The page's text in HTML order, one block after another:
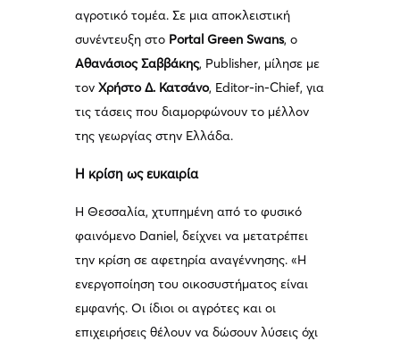
αγροτικό τομέα. Σε μια αποκλειστική
συνέντευξη στο Portal Green Swans, ο
Αθανάσιος Σαββάκης, Publisher, μίλησε με
τονΧρήστο Δ. Κατσάνο, Editor-in-Chief, για
τις τάσεις που διαμορφώνουν το μέλλον
της γεωργίας στην Ελλάδα.
Η κρίση ως ευκαιρία
Η Θεσσαλία, χτυπημένη από το φυσικό
φαινόμενο Daniel, δείχνει να μετατρέπει
την κρίση σε αφετηρία αναγέννησης. «Η
ενεργοποίηση του οικοσυστήματος είναι
εμφανής. Οι ίδιοι οι αγρότες και οι
επιχειρήσεις θέλουν να δώσουν λύσεις όχι